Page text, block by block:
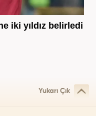
iki yıldız belirledi
Yukarı Çık